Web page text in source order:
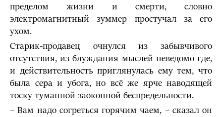
пределом жизни и смерти, словно
электромагнитный зуммер простучал за его
ухом.
Старик-продавец очнулся из забывчивого
отсутствия, из блуждания мыслей неведомо где,
и действительность приглянулась ему тем, что
была сера и убога, но всё же ярче наводящей
тоску туманной заоконной беспредельности.
– Вам надо согреться горячим чаем, – сказал он